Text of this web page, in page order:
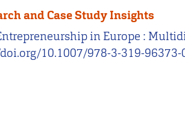
and Case Study Insights
in Europe :
10.1007/978-3-319-96373-